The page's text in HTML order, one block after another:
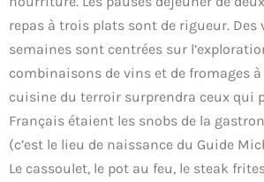
repas à trois plats sont de rigueur. Des
semaines sont centrées sur
combinaisons de vins et de fromages à
cuisine du terroir surprendra ceux qui
Français étaient les snobs de la
(c’est le lieu de naissance du Guide
Le cassoulet, le pot au feu, le steak